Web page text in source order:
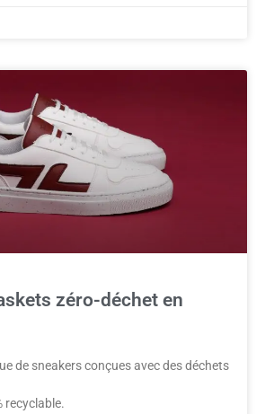
zéro-déchet en
de sneakers conçues avec des déchets
recyclable.